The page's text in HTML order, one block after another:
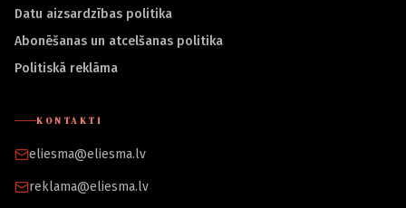
Datu aizsardzības politika
Abonēšanas un atcelšanas politika
Politiskā reklāma
KONTAKTI
eliesma@eliesma.lv
reklama@eliesma.lv